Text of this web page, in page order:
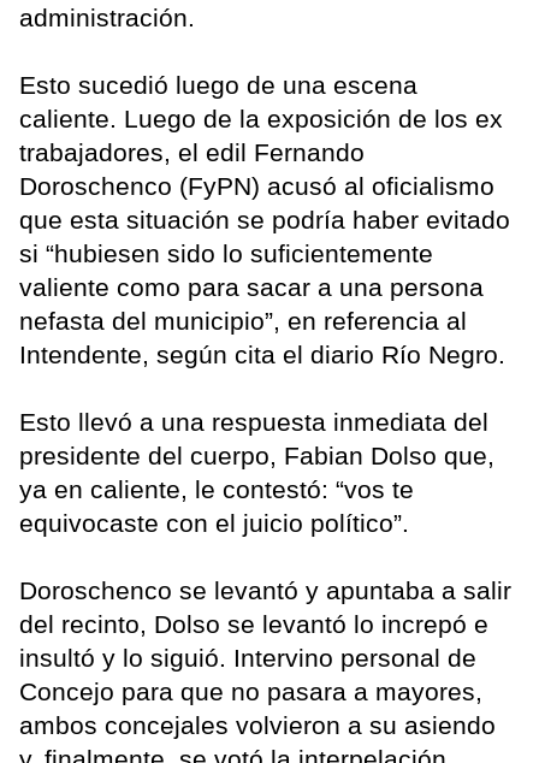
administración.
Esto sucedió luego de una escena
caliente. Luego de la exposición de los ex
trabajadores, el edil Fernando
Doroschenco (FyPN) acusó al oficialismo
que esta situación se podría haber evitado
si “hubiesen sido lo suficientemente
valiente como para sacar a una persona
nefasta del municipio”, en referencia al
Intendente, según cita el diario Río Negro.
Esto llevó a una respuesta inmediata del
presidente del cuerpo, Fabian Dolso que,
ya en caliente, le contestó: “vos te
equivocaste con el juicio político”.
Doroschenco se levantó y apuntaba a salir
del recinto, Dolso se levantó lo increpó e
insultó y lo siguió. Intervino personal de
Concejo para que no pasara a mayores,
ambos concejales volvieron a su asiendo